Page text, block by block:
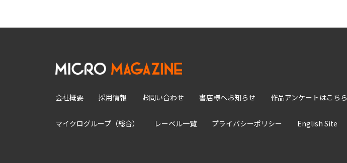
会社概要 採用情報 お問い合わせ 書店様へお知らせ 作品アンケートはこちら
マイクログループ（総合） レーベル一覧 プライバシーポリシー English Site